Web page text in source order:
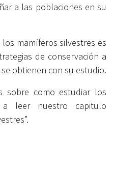
a las poblaciones en su
mamíferos silvestres es
de conservación a
obtienen con su estudio.
sobre como estudiar los
a leer nuestro capitulo